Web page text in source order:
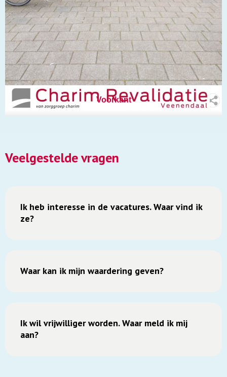
Veelgestelde vragen
Ik heb interesse in de vacatures. Waar vind ik
ze?
Waar kan ik mijn waardering geven?
Ik wil vrijwilliger worden. Waar meld ik mij
aan?